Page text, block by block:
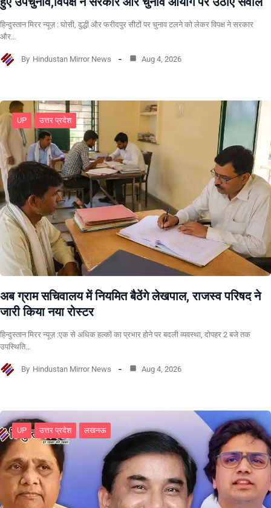
हिन्दुस्तान मिरर न्यूज़ : घोसी, दुद्धी और फरीदपुर सीटों पर चुनाव टलने को लेकर विपक्ष ने सरकार
और…
By Hindustan Mirror News Aug 4, 2026
UP उत्तर प्रदेश
अब ग्राम सचिवालय में नियमित बैठेंगे लेखपाल, राजस्व परिषद ने
जारी किया नया रोस्टर
हिन्दुस्तान मिरर न्यूज़ :एक से अधिक हल्कों का प्रभार होने पर बदली व्यवस्था, दोपहर 2 बजे तक
उपस्थिति…
By Hindustan Mirror News Aug 4, 2026
UP उत्तर प्रदेश लखनऊ